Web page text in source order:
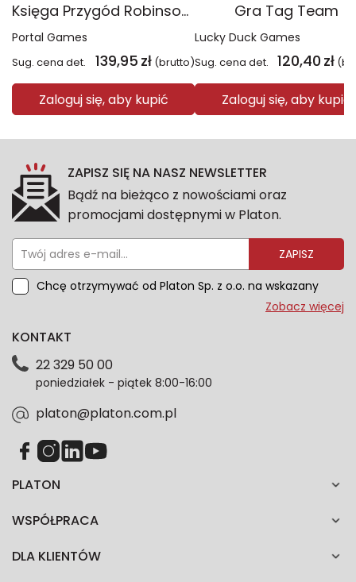
Księga Przygód Robinson Crusoe
Portal Games
Sug. cena det. 139,95 zł (brutto)
Zaloguj się, aby kupić
Gra Tag Team
Lucky Duck Games
Sug. cena det. 120,40 zł
Zaloguj się, aby kupić
ZAPISZ SIĘ NA NASZ NEWSLETTER
Bądź na bieżąco z nowościami oraz
promocjami dostępnymi w Platon.
ZAPISZ
Chcę otrzymywać od Platon Sp. z o.o. na wskazany
przeze mnie adres e-mail informacje marketingowe
dotyczące danych osobowych znajdziesz w naszej
każdym czasie. Wycofanie zgody nie wpłynie na
zgodność z prawem przetwarzania dokonanego przed
Zobacz więcej
PLATON
WSPÓŁPRACA
DLA KLIENTÓW
KONTAKT
22 329 50 00
poniedziałek - piątek 8:00-16:00
platon@platon.com.pl